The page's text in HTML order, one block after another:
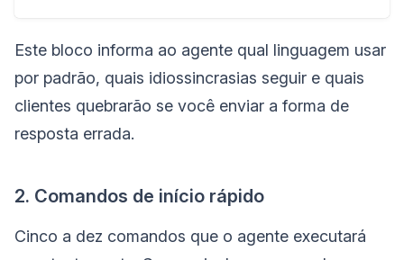
Este bloco informa ao agente qual linguagem usar
por padrão, quais idiossincrasias seguir e quais
clientes quebrarão se você enviar a forma de
resposta errada.
2. Comandos de início rápido
Cinco a dez comandos que o agente executará